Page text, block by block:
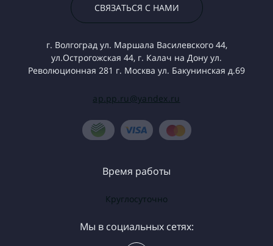
СВЯЗАТЬСЯ С НАМИ
г. Волгоград ул. Маршала Василевского 44,
ул.Острогожская 44, г. Калач на Дону ул.
Революционная 281 г. Москва ул. Бакунинская д.69
ap.pp.ru@yandex.ru
Время работы
Круглосуточно
Мы в социальных сетях: